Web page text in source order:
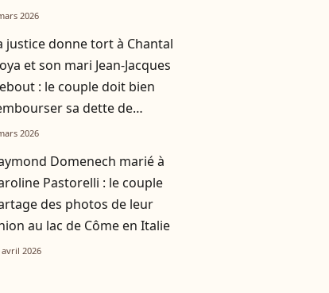
2026
justice donne tort à Chantal
et son mari Jean-Jacques
: le couple doit bien
sa dette de
millions d'euros
2026
Domenech marié à
Pastorelli : le couple
des photos de leur
au lac de Côme en Italie
avril 2026